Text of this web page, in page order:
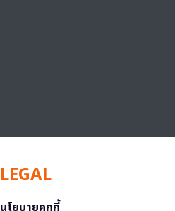
LEGAL
นโยบายคุกกี้